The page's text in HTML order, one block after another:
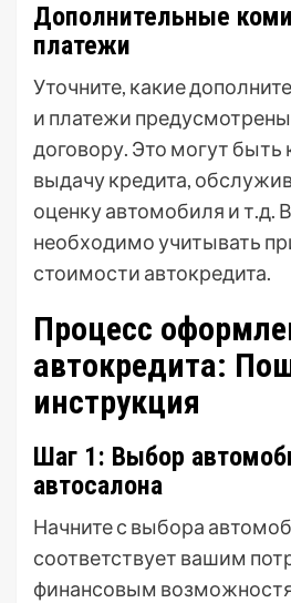
Дополнительные
платежи
Уточните, какие
и платежи
договору. Это могут быть
выдачу кредита,
оценку автомобиля и т.д.
необходимо учитывать
стоимости автокредита.
Процесс
автокредита:
инструкция
Шаг 1: Выбор
автосалона
Начните с выбора
соответствует вашим
финансовым